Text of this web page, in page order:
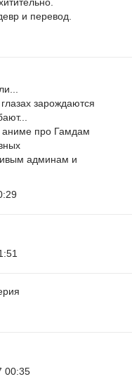
и перевод.
зарождаются
аниме про Гамдам
админам и
00:35